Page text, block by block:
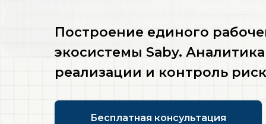
Построение единого
экосистемы Saby.
реализации и контроль
Бесплатная консультация